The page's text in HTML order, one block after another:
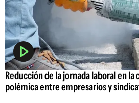
Reducción de la jornada laboral en
polémica entre empresarios y